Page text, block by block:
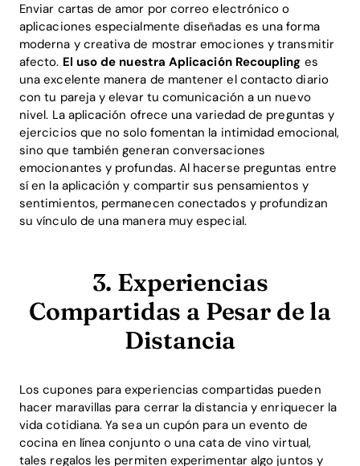
Enviar cartas de amor por correo electrónico o
aplicaciones especialmente diseñadas es una forma
moderna y creativa de mostrar emociones y transmitir
afecto. El uso de nuestra Aplicación Recoupling es
una excelente manera de mantener el contacto diario
con tu pareja y elevar tu comunicación a un nuevo
nivel. La aplicación ofrece una variedad de preguntas y
ejercicios que no solo fomentan la intimidad emocional,
sino que también generan conversaciones
emocionantes y profundas. Al hacerse preguntas entre
sí en la aplicación y compartir sus pensamientos y
sentimientos, permanecen conectados y profundizan
su vínculo de una manera muy especial.
3. Experiencias
Compartidas a Pesar de la
Distancia
Los cupones para experiencias compartidas pueden
hacer maravillas para cerrar la distancia y enriquecer la
vida cotidiana. Ya sea un cupón para un evento de
cocina en línea conjunto o una cata de vino virtual,
tales regalos les permiten experimentar algo juntos y